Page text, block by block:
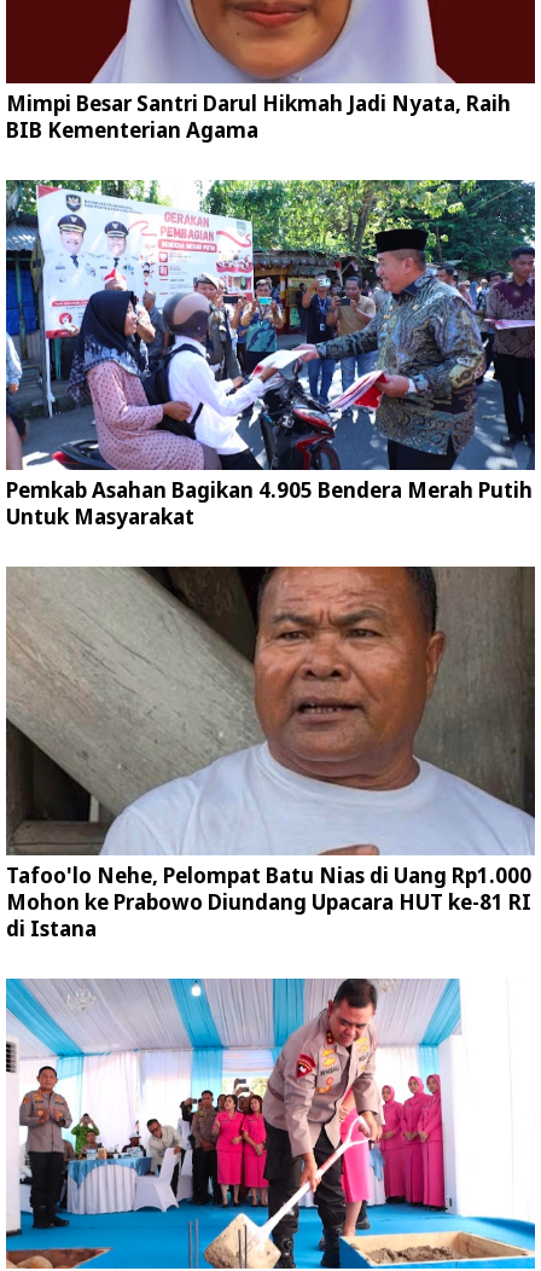
Mimpi Besar Santri Darul Hikmah Jadi Nyata, Raih
BIB Kementerian Agama
Pemkab Asahan Bagikan 4.905 Bendera Merah Putih
Untuk Masyarakat
Tafoo'lo Nehe, Pelompat Batu Nias di Uang Rp1.000
Mohon ke Prabowo Diundang Upacara HUT ke-81 RI
di Istana